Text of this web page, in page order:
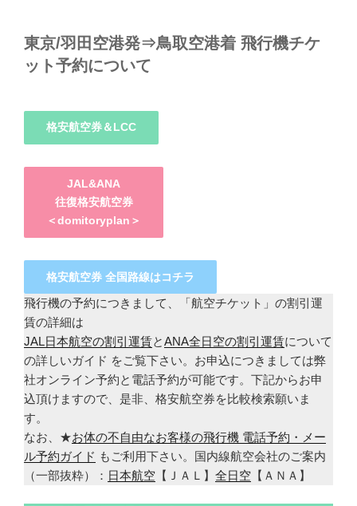
東京/羽田空港発⇒鳥取空港着 飛行機チケ
ット予約について
格安航空券＆LCC
JAL&ANA
往復格安航空券
＜domitoryplan＞
格安航空券 全国路線はコチラ
飛行機の予約につきまして、「航空チケット」の割引運
賃の詳細は
JAL日本航空の割引運賃とANA全日空の割引運賃について
の詳しいガイド をご覧下さい。お申込につきましては弊
社オンライン予約と電話予約が可能です。下記からお申
込頂けますので、是非、格安航空券を比較検索願いま
す。
なお、★お体の不自由なお客様の飛行機 電話予約・メー
ル予約ガイド もご利用下さい。国内線航空会社のご案内
（一部抜粋）： 日本航空 【ＪＡＬ】 全日空 【ＡＮＡ】